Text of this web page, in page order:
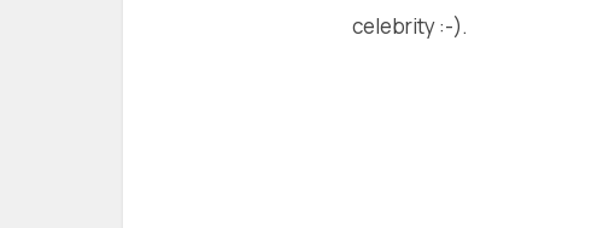
celebrity :-).